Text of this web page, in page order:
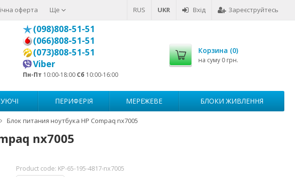
RUS UKR Вхід Зареєструйтесь
оферта Ще
(098)808-51-51
(066)808-51-51
(073)808-51-51
Viber
Пн-Пт 10:00-18:00 Сб 10:00-16:00
Корзина (0)
на суму 0 грн.
ПЕРИФЕРІЯ МЕРЕЖЕВЕ БЛОКИ ЖИВЛЕННЯ
Блок питания ноутбука HP Compaq nx7005
nx7005
Product code: KP-65-195-4817-nx7005